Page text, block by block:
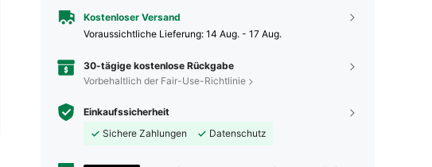
Kostenloser Versand
Voraussichtliche Lieferung: 14 Aug. - 17 Aug.
30-tägige kostenlose Rückgabe
Vorbehaltlich der Fair-Use-Richtlinie
Einkaufssicherheit
Sichere Zahlungen
Datenschutz